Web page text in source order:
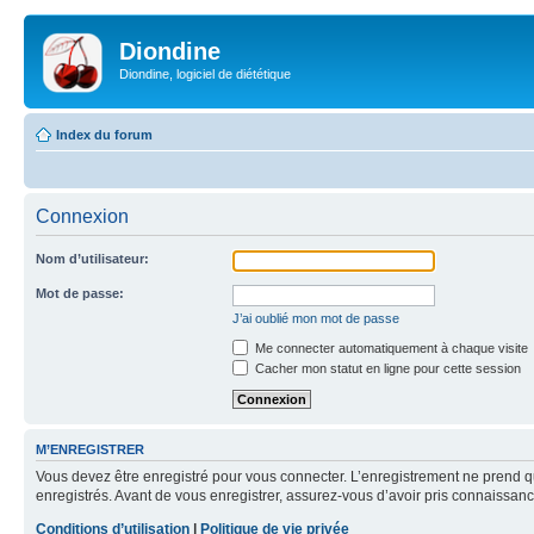
Diondine
Diondine, logiciel de diététique
Index du forum
Connexion
Nom d’utilisateur:
Mot de passe:
J’ai oublié mon mot de passe
Me connecter automatiquement à chaque visite
Cacher mon statut en ligne pour cette session
M’ENREGISTRER
Vous devez être enregistré pour vous connecter. L’enregistrement ne
enregistrés. Avant de vous enregistrer, assurez-vous d’avoir pris
Conditions d’utilisation
Politique de vie privée